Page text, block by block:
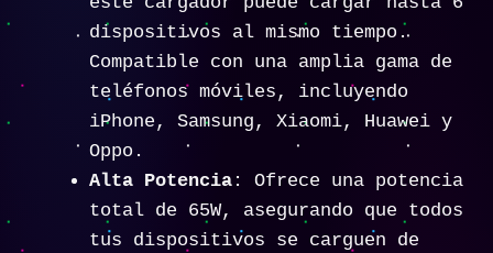
dispositivos al mismo tiempo.
Compatible con una amplia gama de
teléfonos móviles, incluyendo
iPhone, Samsung, Xiaomi, Huawei y
Oppo.
Alta Potencia : Ofrece una potencia
total de 65W, asegurando que todos
tus dispositivos se carguen de